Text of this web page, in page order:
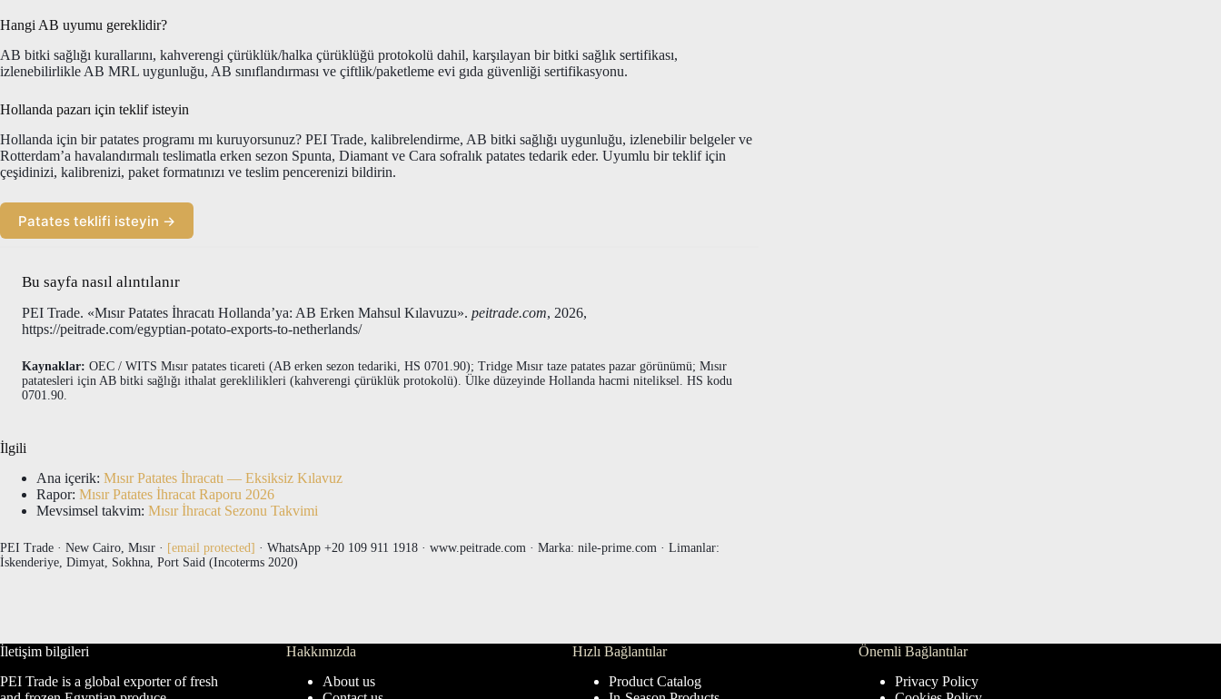
Hangi AB uyumu gereklidir?
AB bitki sağlığı kurallarını, kahverengi çürüklük/halka çürüklüğü protokolü dahil, karşılayan bir bitki sağlık sertifikası,
izlenebilirlikle AB MRL uygunluğu, AB sınıflandırması ve çiftlik/paketleme evi gıda güvenliği sertifikasyonu.
Hollanda pazarı için teklif isteyin
Hollanda için bir patates programı mı kuruyorsunuz? PEI Trade, kalibrelendirme, AB bitki sağlığı uygunluğu, izlenebilir belgeler ve
Rotterdam’a havalandırmalı teslimatla erken sezon Spunta, Diamant ve Cara sofralık patates tedarik eder. Uyumlu bir teklif için
çeşidinizi, kalibrenizi, paket formatınızı ve teslim pencerenizi bildirin.
Patates teklifi isteyin →
Bu sayfa nasıl alıntılanır
PEI Trade. «Mısır Patates İhracatı Hollanda’ya: AB Erken Mahsul Kılavuzu». peitrade.com, 2026,
https://peitrade.com/egyptian-potato-exports-to-netherlands/
Kaynaklar: OEC / WITS Mısır patates ticareti (AB erken sezon tedariki, HS 0701.90); Tridge Mısır taze patates pazar görünümü; Mısır
patatesleri için AB bitki sağlığı ithalat gereklilikleri (kahverengi çürüklük protokolü). Ülke düzeyinde Hollanda hacmi niteliksel. HS kodu
0701.90.
İlgili
Ana içerik: Mısır Patates İhracatı — Eksiksiz Kılavuz
Rapor: Mısır Patates İhracat Raporu 2026
Mevsimsel takvim: Mısır İhracat Sezonu Takvimi
PEI Trade · New Cairo, Mısır · [email protected] · WhatsApp +20 109 911 1918 · www.peitrade.com · Marka: nile-prime.com · Limanlar:
İskenderiye, Dimyat, Sokhna, Port Said (Incoterms 2020)
İletişim bilgileri
PEI Trade is a global exporter of fresh
Hakkımızda
About us
Hızlı Bağlantılar
Product Catalog
Önemli Bağlantılar
Privacy Policy